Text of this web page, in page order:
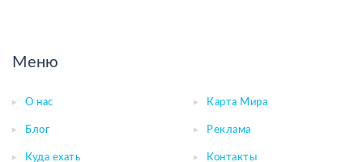
Меню
О нас Карта Мира
Блог Реклама
Куда ехать Контакты